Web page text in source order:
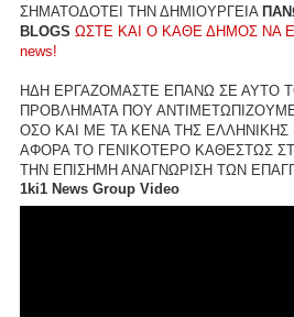
ΣΗΜΑΤΟΔΟΤΕΙ ΤΗΝ ΔΗΜΙΟΥΡΓΕΙΑ
BLOGS ΩΣΤΕ ΚΑΙ Ο ΚΑΘΕ ΔΗΜΟΣ ΝΑ
news!
ΗΔΗ ΕΡΓΑΖΟΜΑΣΤΕ ΕΠΑΝΩ ΣΕ ΑΥΤΟ
ΠΡΟΒΛΗΜΑΤΑ ΠΟΥ
ΟΣΟ ΚΑΙ ΜΕ ΤΑ ΚΕΝΑ ΤΗΣ ΕΛΛΗΝΙΚΗΣ
ΑΦΟΡΑ ΤΟ ΓΕΝΙΚΟΤΕΡΟ ΚΑΘΕΣΤΩΣ
ΤΗΝ ΕΠΙΣΗΜΗ ΑΝΑΓΝΩΡΙΣΗ ΤΩΝ
1ki1 News Group Video